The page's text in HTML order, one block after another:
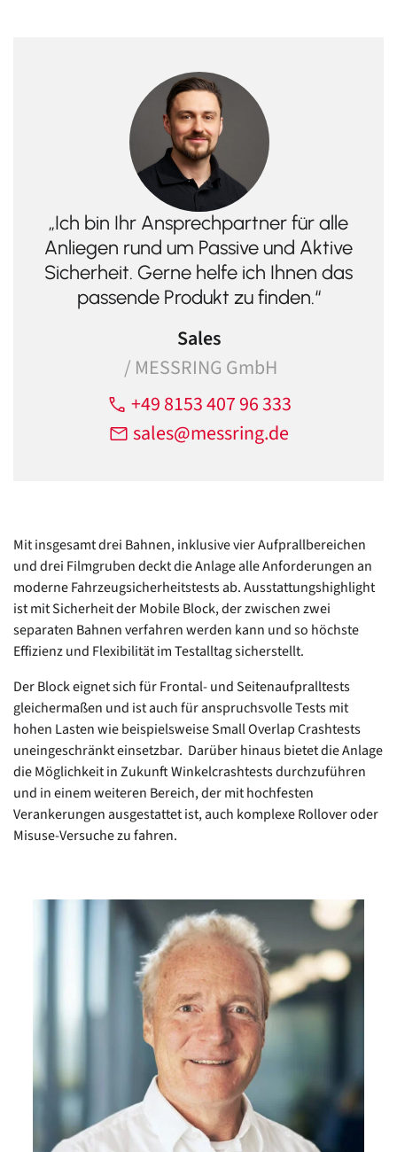
+49 8153 407 96 333
sales@messring.de
„Ich bin Ihr Ansprechpartner für alle
Anliegen rund um Passive und Aktive
Sicherheit. Gerne helfe ich Ihnen das
passende Produkt zu finden.“
Sales
/ MESSRING GmbH
+49 8153 407 96 333
sales@messring.de
Mit insgesamt drei Bahnen, inklusive vier Aufprallbereichen
und drei Filmgruben deckt die Anlage alle Anforderungen an
moderne Fahrzeugsicherheitstests ab. Ausstattungshighlight
ist mit Sicherheit der Mobile Block, der zwischen zwei
separaten Bahnen verfahren werden kann und so höchste
Effizienz und Flexibilität im Testalltag sicherstellt.
Der Block eignet sich für Frontal- und Seitenaufpralltests
gleichermaßen und ist auch für anspruchsvolle Tests mit
hohen Lasten wie beispielsweise Small Overlap Crashtests
uneingeschränkt einsetzbar. Darüber hinaus bietet die Anlage
die Möglichkeit in Zukunft Winkelcrashtests durchzuführen
und in einem weiteren Bereich, der mit hochfesten
Verankerungen ausgestattet ist, auch komplexe Rollover oder
Misuse-Versuche zu fahren.